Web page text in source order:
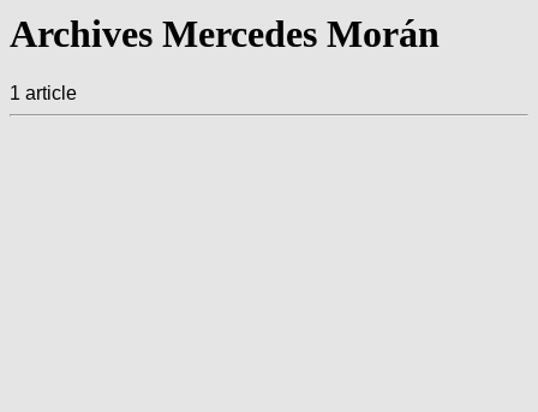
Archives Mercedes Morán
1 article